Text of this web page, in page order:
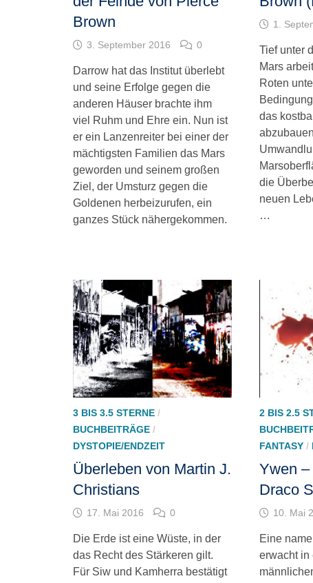
Brown
3. September 2016 0
Darrow hat das Institut überlebt
und seine Erfolge gegen die
anderen Häuser brachte ihm
viel Ruhm und Ehre ein. Nun ist
er ein Lanzenreiter bei einer der
mächtigsten Familien das Mars
geworden und seinem großen
Ziel, der Umsturz gegen die
Goldenen herbeizurufen, ein
ganzes Stück nähergekommen.
1.
Tief unter
Mars
Roten
das
die
neuen
…
3 BIS 3.5 STERNE /
BUCHBEITRÄGE /
DYSTOPIE/ENDZEIT
Überleben von Martin J.
Christians
17. Mai 2016 0
Die Erde ist eine Wüste, in der
das Recht des Stärkeren gilt.
Für Siw und Kamherra bestätigt
2 BIS 2.5
FANTASY/
Ywen
Draco
10. Mai
Eine
erwacht in